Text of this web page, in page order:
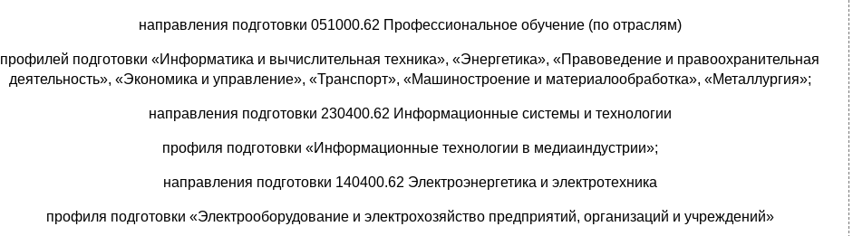
направления подготовки 051000.62 Профессиональное обучение (по отраслям)
профилей подготовки «Информатика и вычислительная техника», «Энергетика», «Правоведение и правоохранительная
деятельность», «Экономика и управление», «Транспорт», «Машиностроение и материалообработка», «Металлургия»;
направления подготовки 230400.62 Информационные системы и технологии
профиля подготовки «Информационные технологии в медиаиндустрии»;
направления подготовки 140400.62 Электроэнергетика и электротехника
профиля подготовки «Электрооборудование и электрохозяйство предприятий, организаций и учреждений»